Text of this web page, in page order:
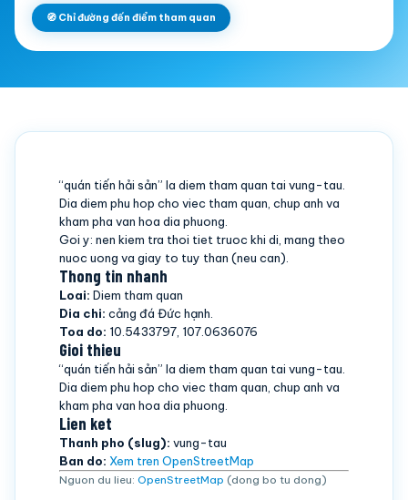
🧭 Chỉ đường đến điểm tham quan
“quán tiến hải sản” la diem tham quan tai vung-tau.
Dia diem phu hop cho viec tham quan, chup anh va
kham pha van hoa dia phuong.
Goi y: nen kiem tra thoi tiet truoc khi di, mang theo
nuoc uong va giay to tuy than (neu can).
Thong tin nhanh
Loai: Diem tham quan
Dia chi: cảng đá Đức hạnh.
Toa do: 10.5433797, 107.0636076
Gioi thieu
“quán tiến hải sản” la diem tham quan tai vung-tau.
Dia diem phu hop cho viec tham quan, chup anh va
kham pha van hoa dia phuong.
Lien ket
Thanh pho (slug): vung-tau
Ban do: Xem tren OpenStreetMap
Nguon du lieu: OpenStreetMap (dong bo tu dong)